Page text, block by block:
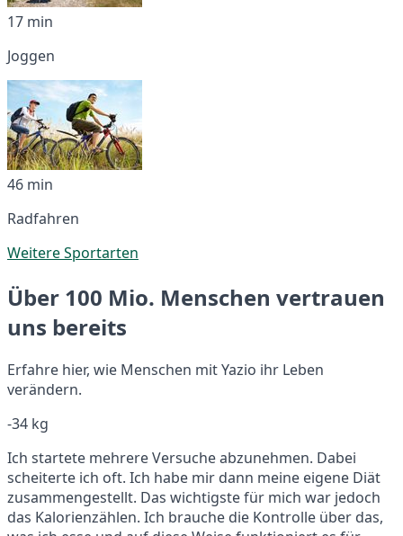
17 min
Joggen
46 min
Radfahren
Weitere Sportarten
Über 100 Mio. Menschen vertrauen
uns bereits
Erfahre hier, wie Menschen mit Yazio ihr Leben
verändern.
-34 kg
Ich startete mehrere Versuche abzunehmen. Dabei
scheiterte ich oft. Ich habe mir dann meine eigene Diät
zusammengestellt. Das wichtigste für mich war jedoch
das Kalorienzählen. Ich brauche die Kontrolle über das,